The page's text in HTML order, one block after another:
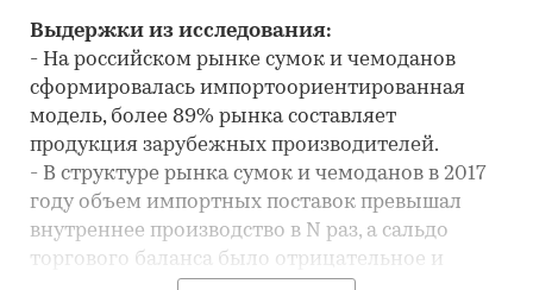
Выдержки из исследования:
- На российском рынке сумок и чемоданов
сформировалась импортоориентированная
модель, более 89% рынка составляет
продукция зарубежных производителей.
- В структуре рынка сумок и чемоданов в 2017
году объем импортных поставок превышал
внутреннее производство в N раз, а сальдо
торгового баланса было отрицательное и